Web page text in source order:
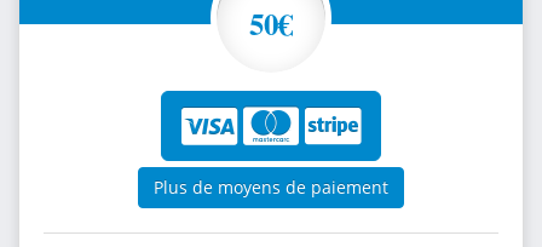
50€
Plus de moyens de paiement